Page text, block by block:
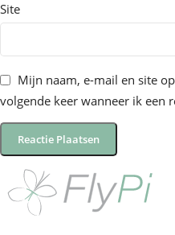
Site
Mijn naam, e-mail en site
volgende keer wanneer ik een